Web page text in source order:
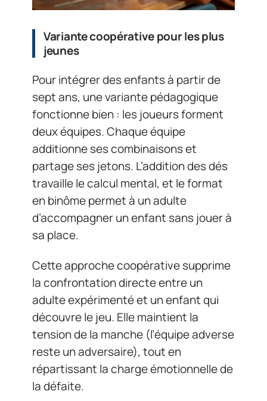
Variante coopérative pour les plus
jeunes
Pour intégrer des enfants à partir de
sept ans, une variante pédagogique
fonctionne bien : les joueurs forment
deux équipes. Chaque équipe
additionne ses combinaisons et
partage ses jetons. L’addition des dés
travaille le calcul mental, et le format
en binôme permet à un adulte
d’accompagner un enfant sans jouer à
sa place.
Cette approche coopérative supprime
la confrontation directe entre un
adulte expérimenté et un enfant qui
découvre le jeu. Elle maintient la
tension de la manche (l’équipe adverse
reste un adversaire), tout en
répartissant la charge émotionnelle de
la défaite.